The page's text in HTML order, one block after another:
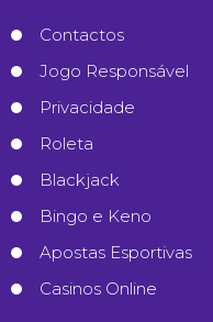
Contactos
Jogo Responsável
Privacidade
Roleta
Blackjack
Bingo e Keno
Apostas Esportivas
Casinos Online